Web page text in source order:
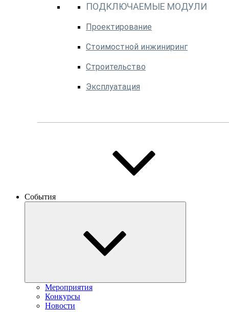
ПОДКЛЮЧАЕМЫЕ МОДУЛИ
Проектирование
Стоимостной инжиниринг
Строительство
Эксплуатация
События
Мероприятия
Конкурсы
Новости